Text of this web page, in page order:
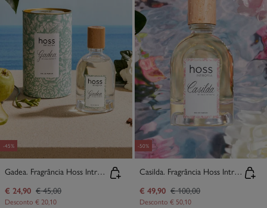
-45%
Gadea. Fragrância Hoss Intropia 30ml
€ 24,90 € 45,00
Desconto € 20,10
-50%
Casilda. Fragrância Hoss Intropia 100ml
€ 49,90 € 100,00
Desconto € 50,10